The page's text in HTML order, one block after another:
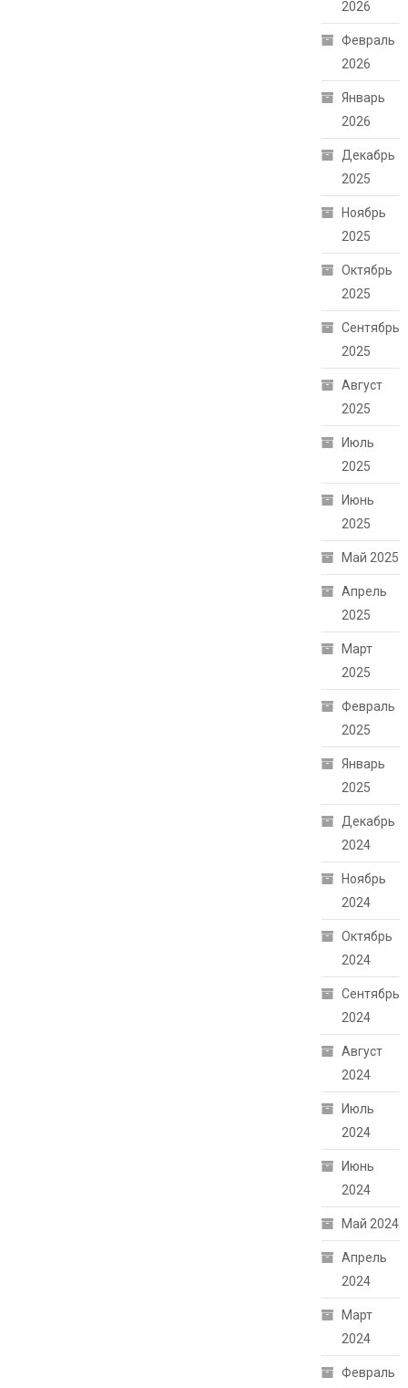
2026
Февраль
2026
Январь
2026
Декабрь
2025
Ноябрь
2025
Октябрь
2025
Сентябрь
2025
Август
2025
Июль
2025
Июнь
2025
Май 2025
Апрель
2025
Март
2025
Февраль
2025
Январь
2025
Декабрь
2024
Ноябрь
2024
Октябрь
2024
Сентябрь
2024
Август
2024
Июль
2024
Июнь
2024
Май 2024
Апрель
2024
Март
2024
Февраль